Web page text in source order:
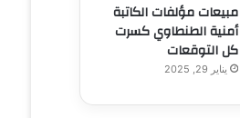
مبيعات مؤلفات الكاتبة
أمنية الطنطاوي كسرت
كل التوقعات
يناير 29, 2025